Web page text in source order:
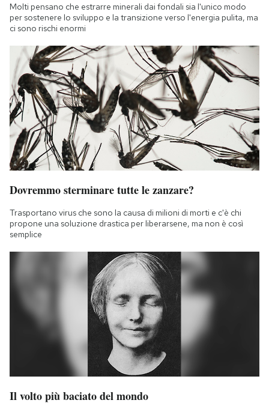
Molti pensano che estrarre minerali dai fondali sia l'unico modo
per sostenere lo sviluppo e la transizione verso l'energia pulita, ma
ci sono rischi enormi
Dovremmo sterminare tutte le zanzare?
Trasportano virus che sono la causa di milioni di morti e c'è chi
propone una soluzione drastica per liberarsene, ma non è così
semplice
Il volto più baciato del mondo